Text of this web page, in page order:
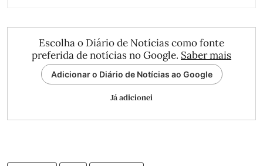
Escolha o Diário de Notícias como fonte
preferida de notícias no Google. Saber mais
Adicionar o Diário de Notícias ao Google
Já adicionei